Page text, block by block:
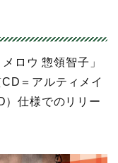
ロウ 惣領智子」
＝アルティメイ
）仕様でのリリー